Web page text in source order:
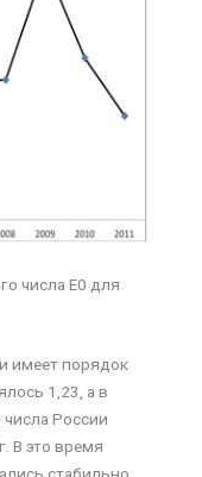
числа Е0 для
имеет порядок
1,23, а в
России
В это время